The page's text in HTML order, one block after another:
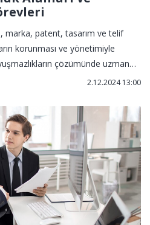
marka, patent, tasarım ve telif
korunması ve yönetimiyle
çözümünde uzman
Taraflar arasında uzlaşma2.12.2024 13:00